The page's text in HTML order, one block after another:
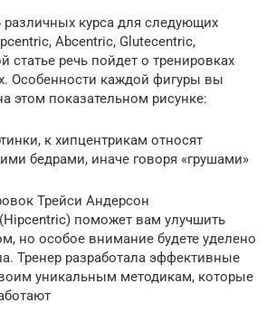
различных курса для следующих
Abcentric, Glutecentric,
статье речь пойдет о тренировках
Особенности каждой фигуры вы
этом показательном рисунке:
к хипцентрикам относят
бедрами, иначе говоря «грушами»
Трейси Андерсон
поможет вам улучшить
но особое внимание будете уделено
Тренер разработала эффективные
уникальным методикам, которые